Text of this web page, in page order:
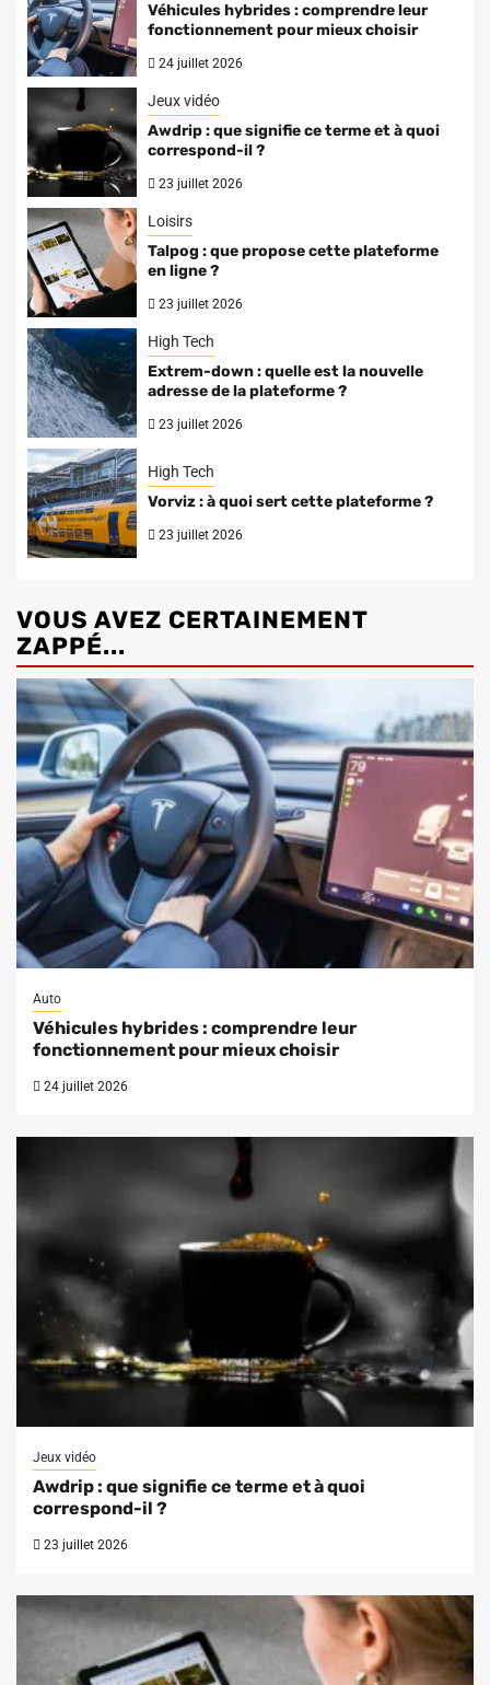
Véhicules hybrides : comprendre leur
fonctionnement pour mieux choisir
24 juillet 2026
Jeux vidéo
Awdrip : que signifie ce terme et à quoi
correspond-il ?
23 juillet 2026
Loisirs
Talpog : que propose cette plateforme
en ligne ?
23 juillet 2026
High Tech
Extrem-down : quelle est la nouvelle
adresse de la plateforme ?
23 juillet 2026
High Tech
Vorviz : à quoi sert cette plateforme ?
23 juillet 2026
VOUS AVEZ CERTAINEMENT
ZAPPÉ...
Auto
Véhicules hybrides : comprendre leur
fonctionnement pour mieux choisir
24 juillet 2026
Jeux vidéo
Awdrip : que signifie ce terme et à quoi
correspond-il ?
23 juillet 2026